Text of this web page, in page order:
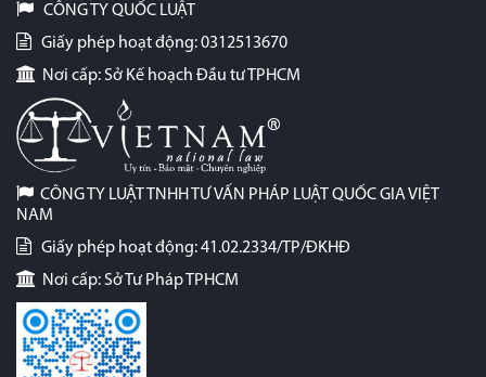
CÔNG TY QUỐC LUẬT
Giấy phép hoạt động: 0312513670
Nơi cấp: Sở Kế hoạch Đầu tư TPHCM
CÔNG TY LUẬT TNHH TƯ VẤN PHÁP LUẬT QUỐC GIA VIỆT
NAM
Giấy phép hoạt động: 41.02.2334/TP/ĐKHĐ
Nơi cấp: Sở Tư Pháp TPHCM